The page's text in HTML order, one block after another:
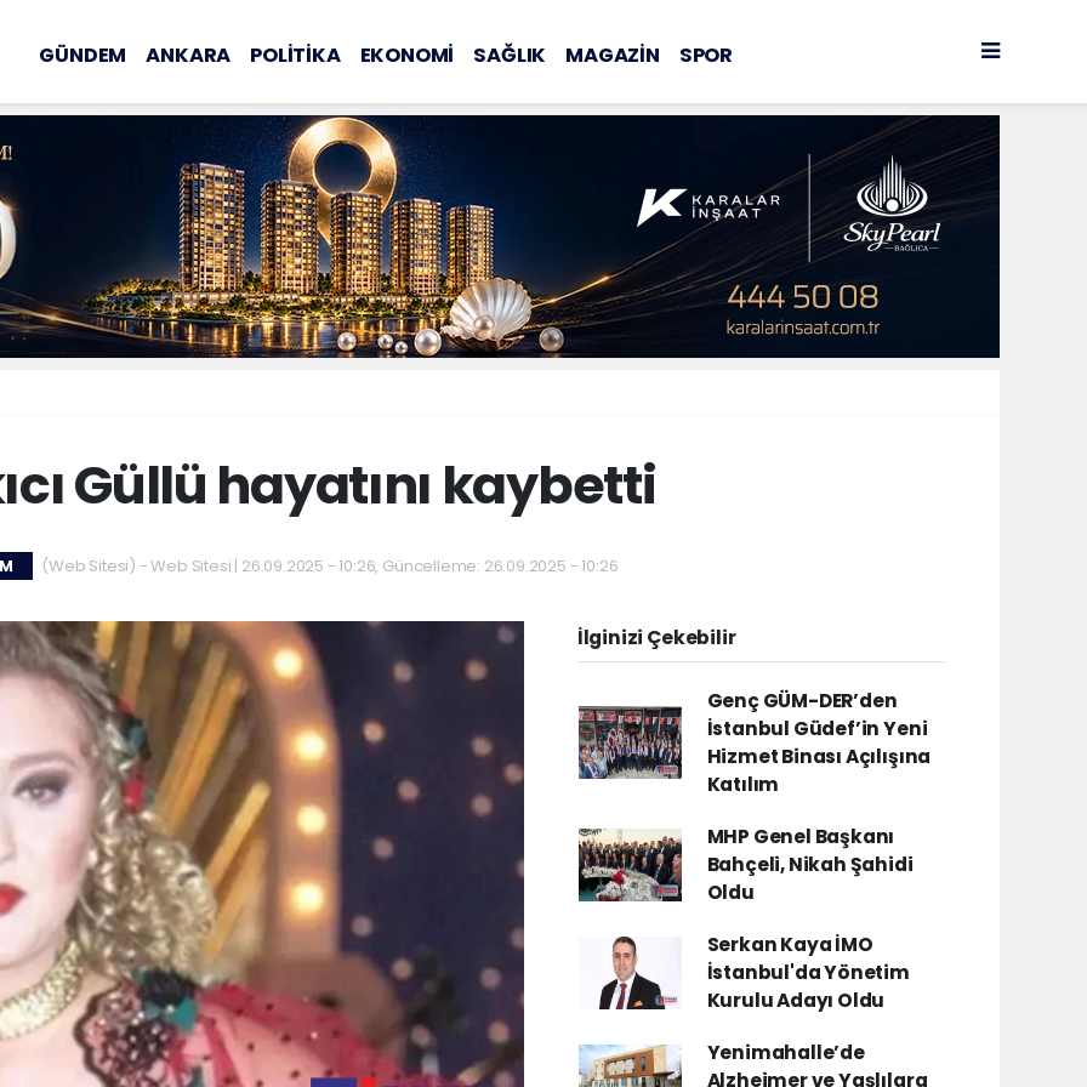
GÜNDEM ANKARA POLİTİKA EKONOMİ SAĞLIK MAGAZİN SPOR
Güllü hayatını kaybetti
(Web Sitesi) - Web Sitesi | 26.09.2025 - 10:26, Güncelleme: 26.09.2025 - 10:26
İlginizi Çekebilir
Genç GÜM-DER’den
İstanbul Güdef’in Yeni
Hizmet Binası Açılışına
Katılım
MHP Genel Başkanı
Bahçeli, Nikah Şahidi
Oldu
Serkan Kaya İMO
İstanbul'da Yönetim
Kurulu Adayı Oldu
Yenimahalle’de
Alzheimer ve Yaşlılara